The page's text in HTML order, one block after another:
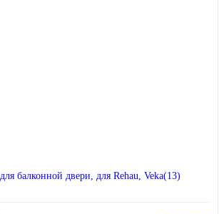
балконной двери, для Rehau, Veka(13)